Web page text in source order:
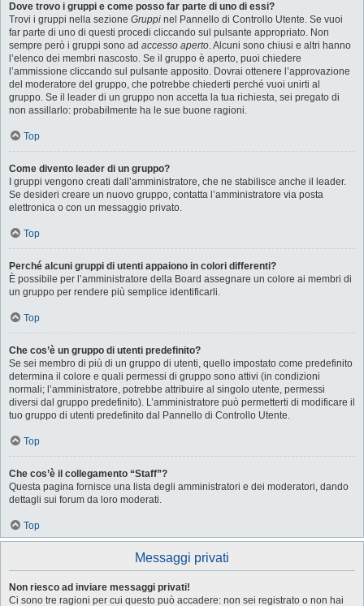
Dove trovo i gruppi e come posso far parte di uno di essi?
Trovi i gruppi nella sezione Gruppi nel Pannello di Controllo Utente. Se vuoi
far parte di uno di questi procedi cliccando sul pulsante appropriato. Non
sempre però i gruppi sono ad accesso aperto. Alcuni sono chiusi e altri hanno
l’elenco dei membri nascosto. Se il gruppo è aperto, puoi chiedere
l’ammissione cliccando sul pulsante apposito. Dovrai ottenere l’approvazione
del moderatore del gruppo, che potrebbe chiederti perché vuoi unirti al
gruppo. Se il leader di un gruppo non accetta la tua richiesta, sei pregato di
non assillarlo: probabilmente ha le sue buone ragioni.
Top
Come divento leader di un gruppo?
I gruppi vengono creati dall’amministratore, che ne stabilisce anche il leader.
Se desideri creare un nuovo gruppo, contatta l’amministratore via posta
elettronica o con un messaggio privato.
Top
Perché alcuni gruppi di utenti appaiono in colori differenti?
È possibile per l’amministratore della Board assegnare un colore ai membri di
un gruppo per rendere più semplice identificarli.
Top
Che cos’è un gruppo di utenti predefinito?
Se sei membro di più di un gruppo di utenti, quello impostato come predefinito
determina il colore e quali permessi di gruppo sono attivi (in condizioni
normali; l’amministratore, potrebbe attribuire al singolo utente, permessi
diversi dal gruppo predefinito). L’amministratore può permetterti di modificare il
tuo gruppo di utenti predefinito dal Pannello di Controllo Utente.
Top
Che cos’è il collegamento “Staff”?
Questa pagina fornisce una lista degli amministratori e dei moderatori, dando
dettagli sui forum da loro moderati.
Top
Messaggi privati
Non riesco ad inviare messaggi privati!
Ci sono tre ragioni per cui questo può accadere: non sei registrato o non hai